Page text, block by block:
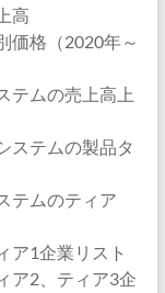
高
価格（2020年～
テムの売上高上
ステムの製品タ
テムのティア
1企業リスト
2、ティア3企